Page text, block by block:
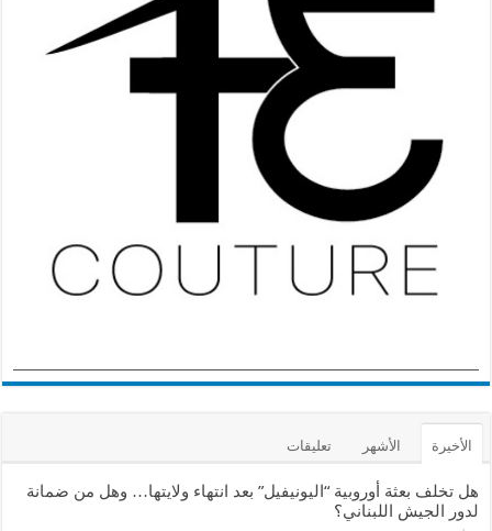
الأخيرة الأشهر تعليقات
هل تخلف بعثة أوروبية “اليونيفيل” بعد انتهاء ولايتها… وهل من ضمانة
لدور الجيش اللبناني؟